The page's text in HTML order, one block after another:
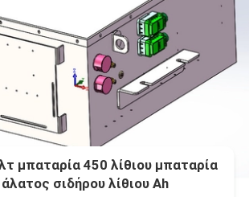
μπαταρία 450 λίθιου μπαταρία
σιδήρου λίθιου Ah